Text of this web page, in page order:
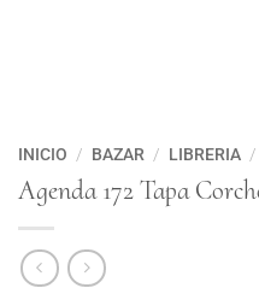
INICIO / BAZAR / LIBRERIA /
Agenda 172 Tapa